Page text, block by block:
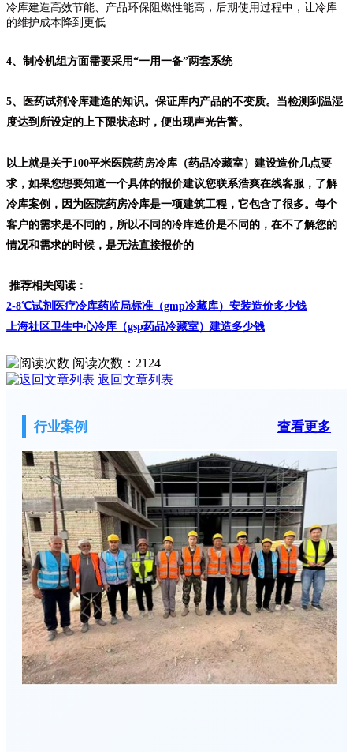
冷库建造高效节能、产品环保阻燃性能高，后期使用过程中，让冷库
的维护成本降到更低
4、制冷机组方面需要采用“一用一备”两套系统
5、医药试剂冷库建造的知识。保证库内产品的不变质。当检测到温湿
度达到所设定的上下限状态时，便出现声光告警。
以上就是关于100平米医院药房冷库（药品冷藏室）建设造价几点要
求，如果您想要知道一个具体的报价建议您联系浩爽在线客服，了解
冷库案例 ，因为医院药房冷库是一项建筑工程，它包含了很多。每个
客户的需求是不同的，所以不同的冷库造价是不同的，在不了解您的
情况和需求的时候，是无法直接报价的
推荐相关阅读：
2-8℃试剂医疗冷库药监局标准（gmp冷藏库）安装造价多少钱
上海社区卫生中心冷库（gsp药品冷藏室）建造多少钱
阅读次数： 2124
返回文章列表
行业案例 查看更多